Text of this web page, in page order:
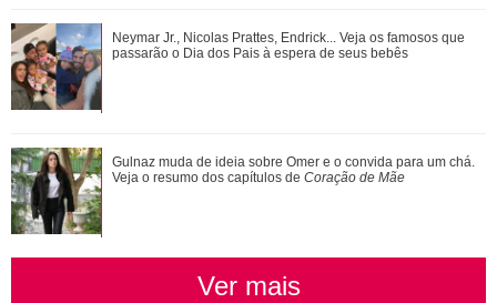
João Raul diz para Agrado que não está conseguindo
conviver com seu sucesso. Veja os resum...
Neymar Jr., Nicolas Prattes, Endrick... Veja os famosos que
passarão o Dia dos Pais à espera de seus bebês
Gulnaz muda de ideia sobre Omer e o convida para um chá.
Veja o resumo dos capítulos de Coração de Mãe
Ver mais